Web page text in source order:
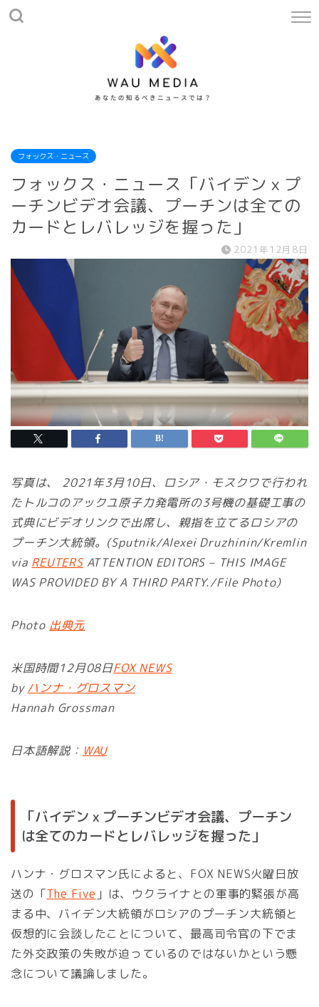
フォックス・ニュース
フォックス・ニュース「バイデンｘプ
ーチンビデオ会議、プーチンは全ての
カードとレバレッジを握った」
2021年12月8日
写真は、 2021年3月10日、ロシア・モスクワで行われ
たトルコのアックユ原子力発電所の3号機の基礎工事の
式典にビデオリンクで出席し、親指を立てるロシアの
プーチン大統領。(Sputnik/Alexei Druzhinin/Kremlin
via REUTERSATTENTION EDITORS – THIS IMAGE
WAS PROVIDED BY A THIRD PARTY./File Photo)
Photo 出典元
米国時間12月08日FOX NEWS
byハンナ・グロスマン
Hannah Grossman
日本語解説： WAU
「バイデンｘプーチンビデオ会議、プーチン
は全てのカードとレバレッジを握った」
ハンナ・グロスマン氏によると、FOX NEWS火曜日放
送の「The Five 」は、ウクライナとの軍事的緊張が高
まる中、バイデン大統領がロシアのプーチン大統領と
仮想的に会談したことについて、最高司令官の下でま
た外交政策の失敗が迫っているのではないかという懸
念について議論しました。